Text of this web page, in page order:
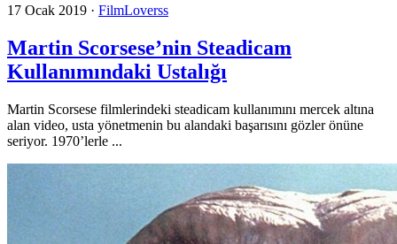
17 Ocak 2019 · FilmLoverss
Martin Scorsese’nin Steadicam
Kullanımındaki Ustalığı
Martin Scorsese filmlerindeki steadicam kullanımını mercek altına
alan video, usta yönetmenin bu alandaki başarısını gözler önüne
seriyor. 1970’lerle ...